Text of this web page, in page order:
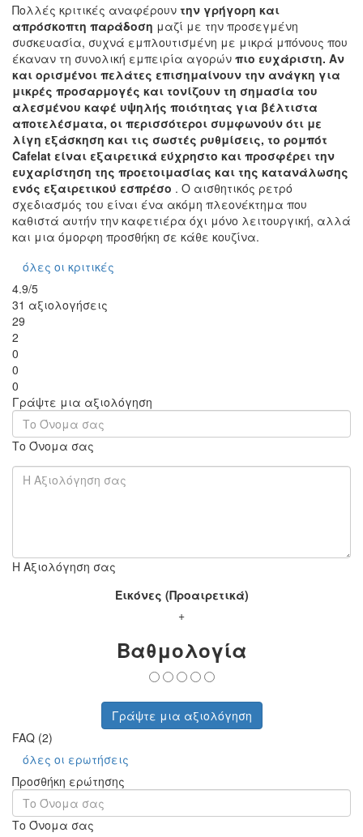
Πολλές κριτικές αναφέρουν την γρήγορη και
απρόσκοπτη παράδοση μαζί με την προσεγμένη
συσκευασία, συχνά εμπλουτισμένη με μικρά μπόνους που
έκαναν τη συνολική εμπειρία αγορών πιο ευχάριστη. Αν
και ορισμένοι πελάτες επισημαίνουν την ανάγκη για
μικρές προσαρμογές και τονίζουν τη σημασία του
αλεσμένου καφέ υψηλής ποιότητας για βέλτιστα
αποτελέσματα, οι περισσότεροι συμφωνούν ότι με
λίγη εξάσκηση και τις σωστές ρυθμίσεις, το ρομπότ
Cafelat είναι εξαιρετικά εύχρηστο και προσφέρει την
ευχαρίστηση της προετοιμασίας και της κατανάλωσης
ενός εξαιρετικού εσπρέσο . Ο αισθητικός ρετρό
σχεδιασμός του είναι ένα ακόμη πλεονέκτημα που
καθιστά αυτήν την καφετιέρα όχι μόνο λειτουργική, αλλά
και μια όμορφη προσθήκη σε κάθε κουζίνα.
όλες οι κριτικές
4.9/5
31 αξιολογήσεις
29
2
0
0
0
Γράψτε μια αξιολόγηση
Το Όνομα σας
Η Αξιολόγηση σας
Εικόνες (Προαιρετικά)
+
Βαθμολογία
Γράψτε μια αξιολόγηση
FAQ (2)
όλες οι ερωτήσεις
Προσθήκη ερώτησης
Το Όνομα σας